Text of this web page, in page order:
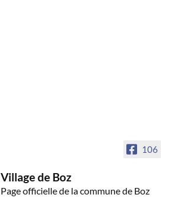
106
Village de Boz
Page officielle de la commune de Boz